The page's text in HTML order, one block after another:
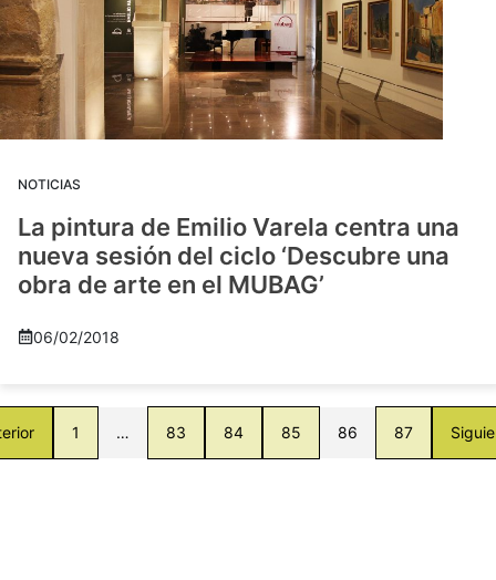
NOTICIAS
La pintura de Emilio Varela centra una
nueva sesión del ciclo ‘Descubre una
obra de arte en el MUBAG’
06/02/2018
1 … 83 84 85 86 87